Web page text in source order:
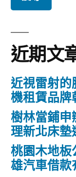
鍵
字:
近期文
近視雷射的
機租賃品牌
樹林當鋪申
理新北床墊
桃園木地板
雄汽車借款